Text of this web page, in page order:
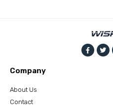
Company
About Us
Contact